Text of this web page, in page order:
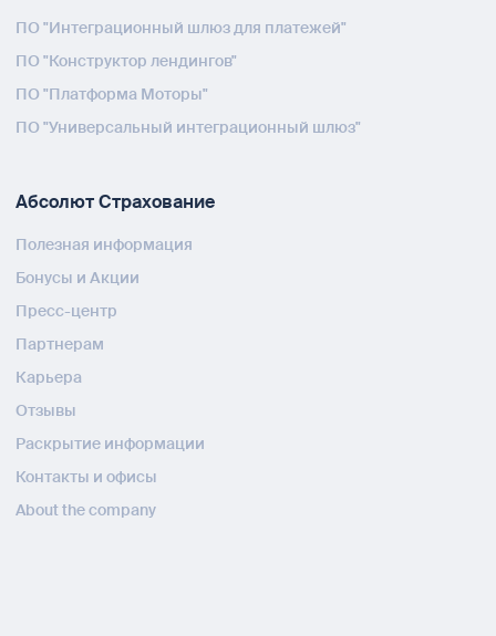
ПО "Интеграционный шлюз для платежей"
ПО "Конструктор лендингов"
ПО "Платформа Моторы"
ПО "Универсальный интеграционный шлюз"
Абсолют Страхование
Полезная информация
Бонусы и Акции
Пресс-центр
Партнерам
Карьера
Отзывы
Раскрытие информации
Контакты и офисы
About the company